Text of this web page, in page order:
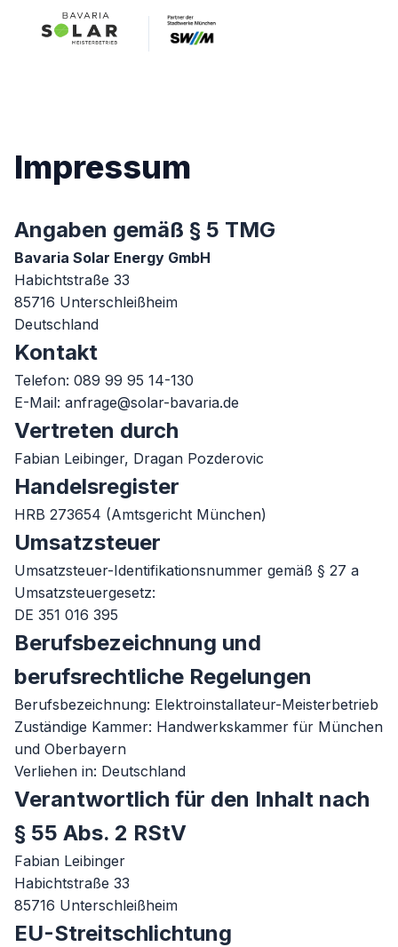
Impressum
Angaben gemäß § 5 TMG
Bavaria Solar Energy GmbH
Habichtstraße 33
85716 Unterschleißheim
Deutschland
Kontakt
Telefon: 089 99 95 14-130
E-Mail: anfrage@solar-bavaria.de
Vertreten durch
Fabian Leibinger, Dragan Pozderovic
Handelsregister
HRB 273654 (Amtsgericht München)
Umsatzsteuer
Umsatzsteuer-Identifikationsnummer gemäß § 27 a
Umsatzsteuergesetz:
DE 351 016 395
Berufsbezeichnung und
berufsrechtliche Regelungen
Berufsbezeichnung: Elektroinstallateur-Meisterbetrieb
Zuständige Kammer: Handwerkskammer für München
und Oberbayern
Verliehen in: Deutschland
Verantwortlich für den Inhalt nach
§ 55 Abs. 2 RStV
Fabian Leibinger
Habichtstraße 33
85716 Unterschleißheim
EU-Streitschlichtung